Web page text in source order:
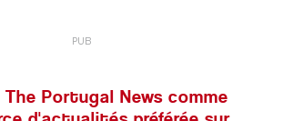
The Portugal News comme